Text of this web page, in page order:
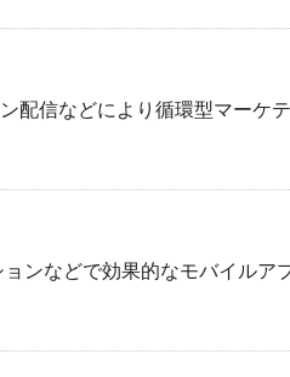
信などにより循環型マーケ
ンなどで効果的なモバイルア